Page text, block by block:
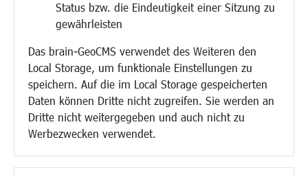
Status bzw. die Eindeutigkeit einer Sitzung zu
gewährleisten
Das brain-GeoCMS verwendet des Weiteren den
Local Storage, um funktionale Einstellungen zu
speichern. Auf die im Local Storage gespeicherten
Daten können Dritte nicht zugreifen. Sie werden an
Dritte nicht weitergegeben und auch nicht zu
Werbezwecken verwendet.
Bebauungsplanung
Verkehr/Mobilität
Glasfaserausbau
Aktuelle Baustellen
Paddelteich
CINDY S
Kultur/Freizeit/Tourismus